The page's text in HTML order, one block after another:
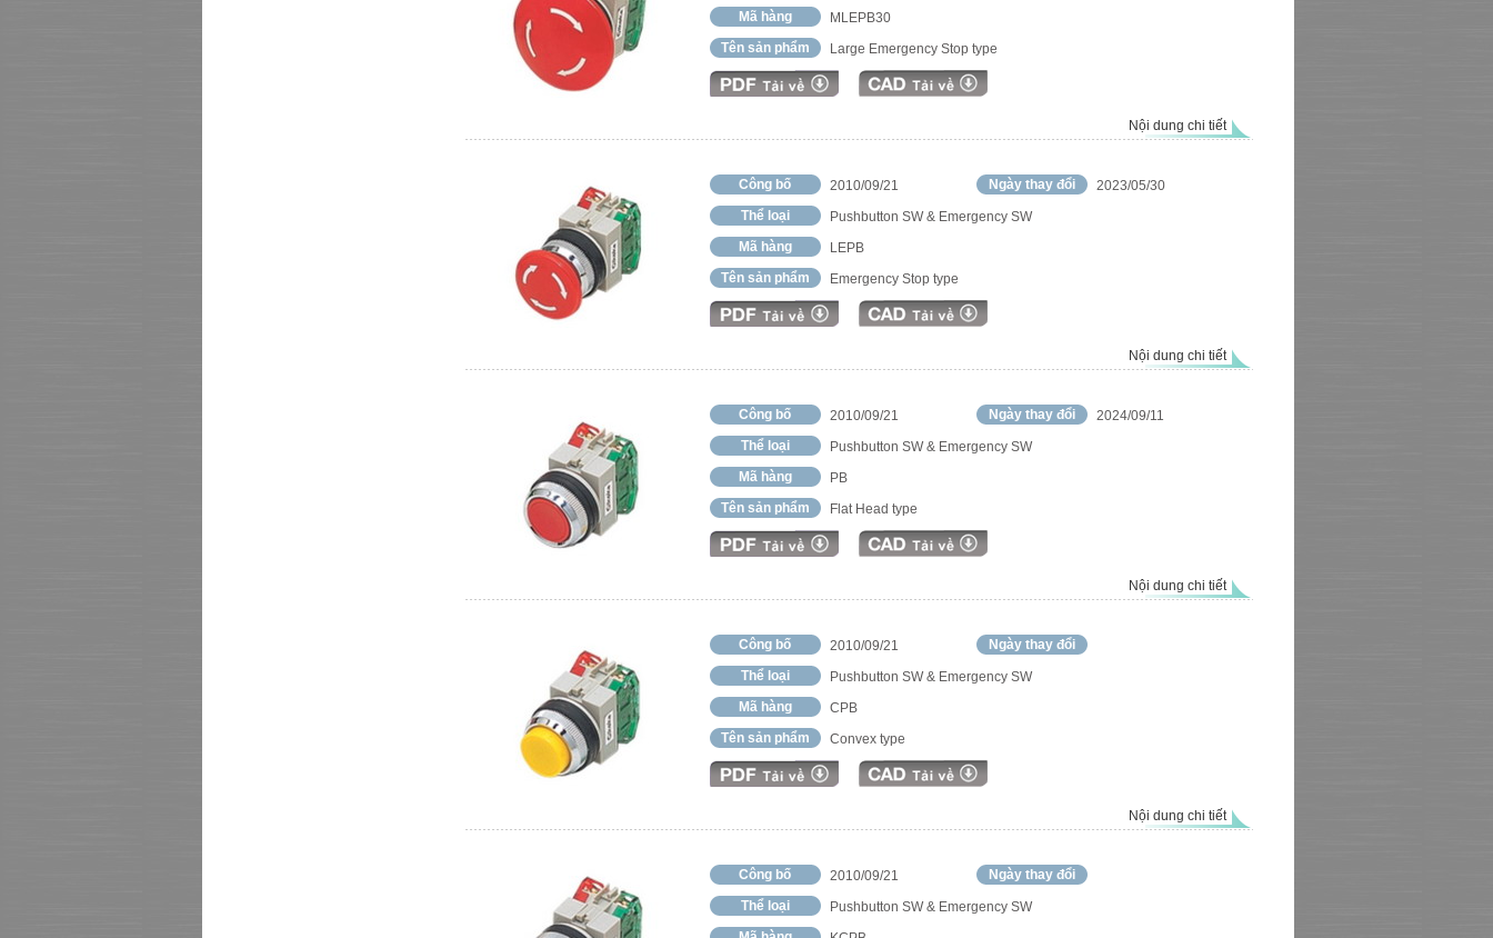
Mã hàng
MLEPB30
Tên sản phẩm
Large Emergency Stop type
Nội dung chi tiết
Công bố 2010/09/21 Ngày thay đổi
2023/05/30
Thể loại
Pushbutton SW & Emergency SW
Mã hàng
LEPB
Tên sản phẩm
Emergency Stop type
Nội dung chi tiết
Công bố 2010/09/21 Ngày thay đổi
2024/09/11
Thể loại
Pushbutton SW & Emergency SW
Mã hàng
PB
Tên sản phẩm
Flat Head type
Nội dung chi tiết
Công bố 2010/09/21
Ngày thay đổi
Thể loại
Pushbutton SW & Emergency SW
Mã hàng
CPB
Tên sản phẩm
Convex type
Nội dung chi tiết
Công bố 2010/09/21
Ngày thay đổi
Thể loại
Pushbutton SW & Emergency SW